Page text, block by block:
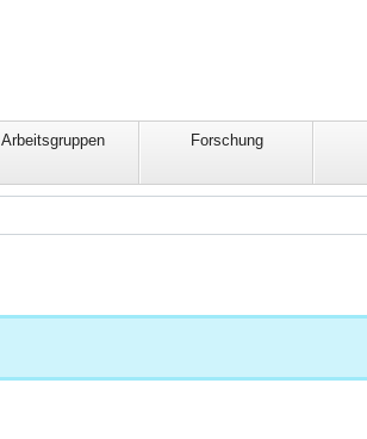
Arbeitsgruppen Forschung